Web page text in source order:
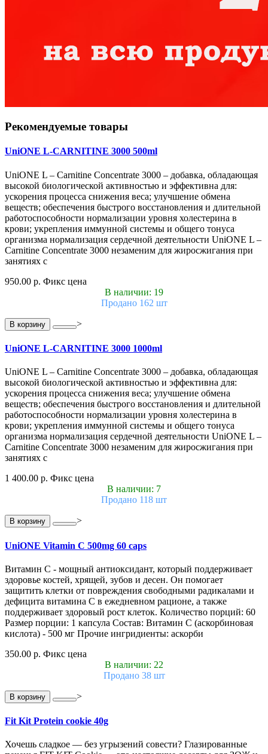
Рекомендуемые товары
UniONE L-CARNITINE 3000 500ml
UniONE L – Carnitine Concentrate 3000 – добавка, обладающая
высокой биологической активностью и эффективна для:
ускорения процесса снижения веса; улучшение обмена
веществ; обеспечения быстрого восстановления и длительной
работоспособности нормализации уровня холестерина в
крови; укрепления иммунной системы и общего тонуса
организма нормализация сердечной деятельности UniONE L –
Carnitine Concentrate 3000 незаменим для жиросжигания при
занятиях с
950.00 р. Фикс цена
В наличии: 19
Продано 162 шт
В корзину >
UniONE L-CARNITINE 3000 1000ml
UniONE L – Carnitine Concentrate 3000 – добавка, обладающая
высокой биологической активностью и эффективна для:
ускорения процесса снижения веса; улучшение обмена
веществ; обеспечения быстрого восстановления и длительной
работоспособности нормализации уровня холестерина в
крови; укрепления иммунной системы и общего тонуса
организма нормализация сердечной деятельности UniONE L –
Carnitine Concentrate 3000 незаменим для жиросжигания при
занятиях с
1 400.00 р. Фикс цена
В наличии: 7
Продано 118 шт
В корзину >
UniONE Vitamin С 500mg 60 caps
Витамин С - мощный антиоксидант, который поддерживает
здоровье костей, хрящей, зубов и десен. Он помогает
защитить клетки от повреждения свободными радикалами и
дефицита витамина С в ежедневном рационе, а также
поддерживает здоровый рост клеток. Количество порций: 60
Размер порции: 1 капсула Состав: Витамин С (аскорбиновая
кислота) - 500 мг Прочие ингридиенты: аскорби
350.00 р. Фикс цена
В наличии: 22
Продано 38 шт
В корзину >
Fit Kit Protein cookie 40g
Хочешь сладкое — без угрызений совести? Глазированные